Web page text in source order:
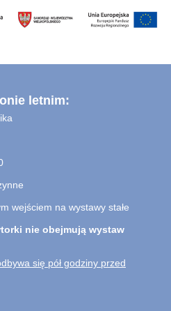
letnim:
wejściem na wystawy stałe
nie obejmują wystaw
się pół godziny przed